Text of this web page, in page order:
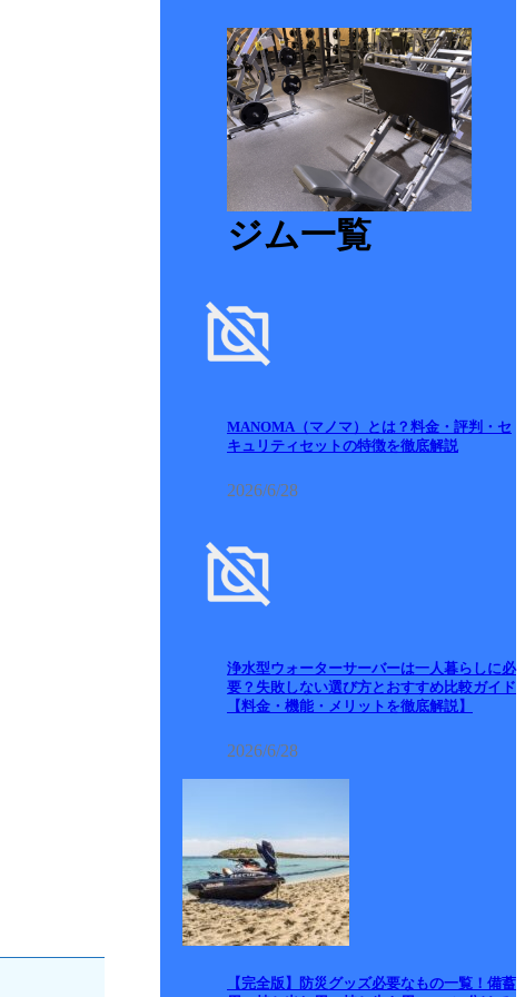
ジム一覧
MANOMA（マノマ）とは？料金・評判・セ
キュリティセットの特徴を徹底解説
2026/6/28
浄水型ウォーターサーバーは一人暮らしに必
要？失敗しない選び方とおすすめ比較ガイド
【料金・機能・メリットを徹底解説】
2026/6/28
【完全版】防災グッズ必要なもの一覧！備蓄